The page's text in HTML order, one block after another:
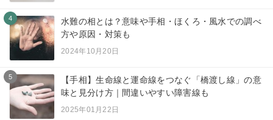
4
水難の相とは？意味や手相・ほくろ・風水での調べ
方や原因・対策も
2024年10月20日
5
【手相】生命線と運命線をつなぐ「橋渡し線」の意
味と見分け方｜間違いやすい障害線も
2025年01月22日